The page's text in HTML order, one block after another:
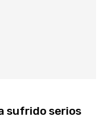
sufrido serios